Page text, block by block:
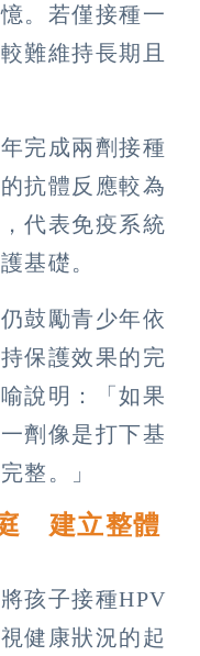
。若僅接種一
難維持長期且
完成兩劑接種
抗體反應較為
代表免疫系統
基礎。
鼓勵青少年依
保護效果的完
說明：「如果
劑像是打下基
整。」
建立整體
孩子接種HPV
健康狀況的起